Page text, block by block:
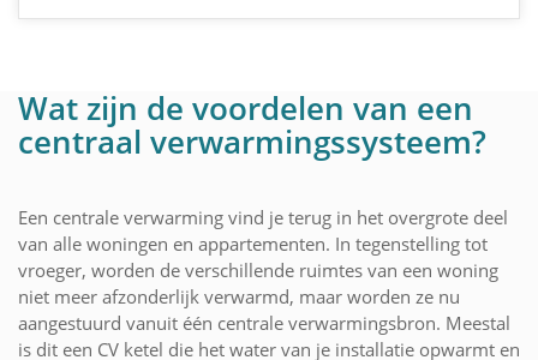
Wat zijn de voordelen van een
centraal verwarmingssysteem?
Een centrale verwarming vind je terug in het overgrote deel
van alle woningen en appartementen. In tegenstelling tot
vroeger, worden de verschillende ruimtes van een woning
niet meer afzonderlijk verwarmd, maar worden ze nu
aangestuurd vanuit één centrale verwarmingsbron. Meestal
is dit een CV ketel die het water van je installatie opwarmt en